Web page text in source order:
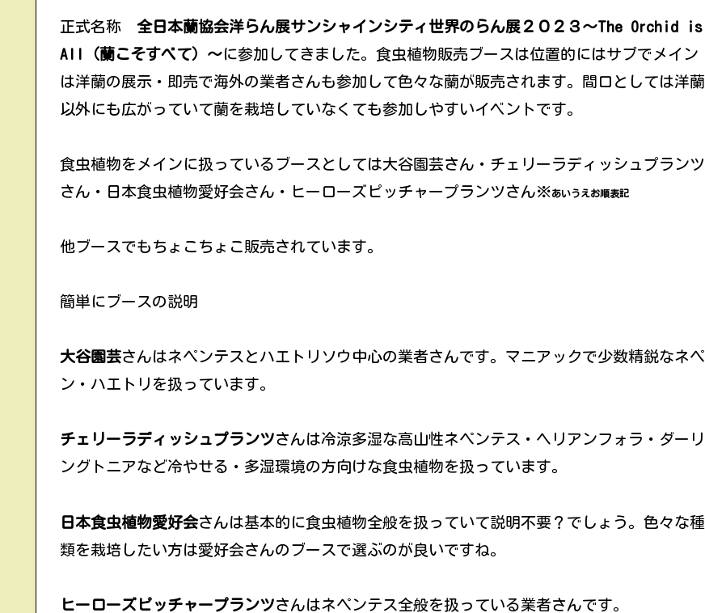
正式名称 全日本蘭協会洋らん展サンシャインシティ世界のらん展２０２３〜The Orchid is
All（蘭こそすべて）〜に参加してきました。食虫植物販売ブースは位置的にはサブでメイン
は洋蘭の展示・即売で海外の業者さんも参加して色々な蘭が販売されます。間口としては洋蘭
以外にも広がっていて蘭を栽培していなくても参加しやすいイベントです。
食虫植物をメインに扱っているブースとしては大谷園芸さん・チェリーラディッシュプランツ
さん・日本食虫植物愛好会さん・ヒーローズピッチャープランツさん※あいうえお順表記
他ブースでもちょこちょこ販売されています。
簡単にブースの説明
大谷園芸さんはネペンテスとハエトリソウ中心の業者さんです。マニアックで少数精鋭なネペ
ン・ハエトリを扱っています。
チェリーラディッシュプランツさんは冷涼多湿な高山性ネペンテス・ヘリアンフォラ・ダーリ
ングトニアなど冷やせる・多湿環境の方向けな食虫植物を扱っています。
日本食虫植物愛好会さんは基本的に食虫植物全般を扱っていて説明不要？でしょう。色々な種
類を栽培したい方は愛好会さんのブースで選ぶのが良いですね。
ヒーローズピッチャープランツさんはネペンテス全般を扱っている業者さんです。